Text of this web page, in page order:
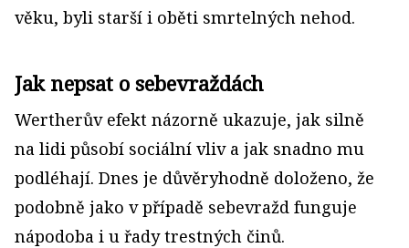
věku, byli starší i oběti smrtelných nehod.
Jak nepsat o sebevraždách
Wertherův efekt názorně ukazuje, jak silně
na lidi působí sociální vliv a jak snadno mu
podléhají. Dnes je důvěryhodně doloženo, že
podobně jako v případě sebevražd funguje
nápodoba i u řady trestných činů.